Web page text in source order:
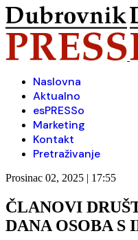
Naslovna
Aktualno
esPRESSo
Marketing
Kontakt
Pretraživanje
Prosinac 02, 2025 | 17:55
ČLANOVI
DANA OSOBA